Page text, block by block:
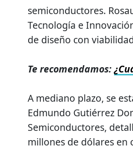
semiconductores.
Tecnología e
de diseño con
Te recomendamos:
A mediano plazo, se
Edmundo Gutiérrez
Semiconductores,
millones de dólares en